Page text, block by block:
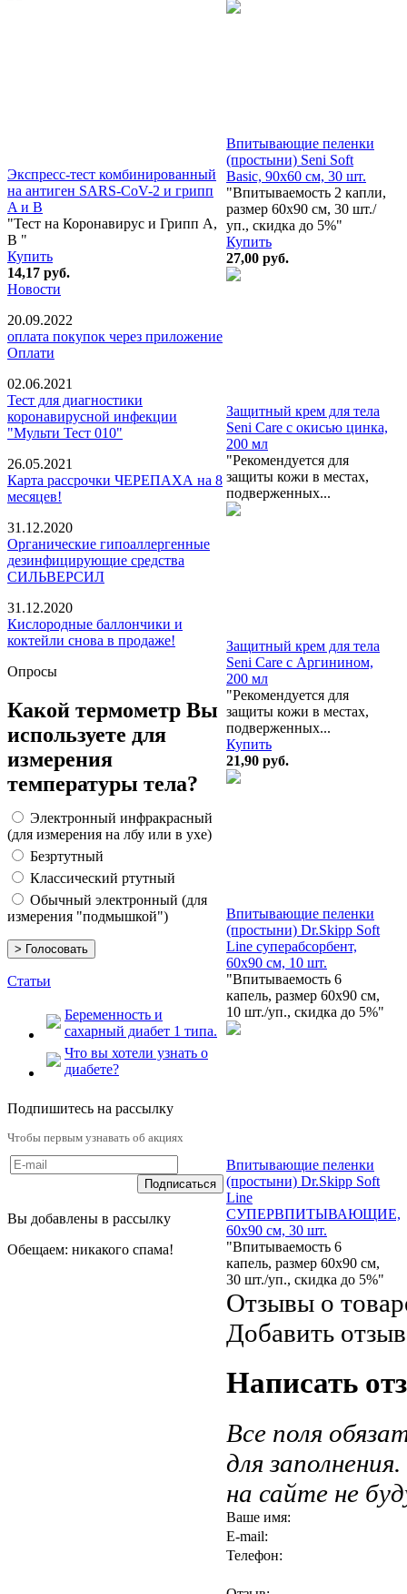
Экспресс-тест комбинированный
на антиген SARS-CoV-2 и грипп
A и B
"Тест на Коронавирус и Грипп А,
В "
Купить
14,17 руб.
Новости
20.09.2022
оплата покупок через приложение
Оплати
02.06.2021
Тест для диагностики
коронавирусной инфекции
"Мульти Тест 010"
26.05.2021
Карта рассрочки ЧЕРЕПАХА на 8
месяцев!
31.12.2020
Органические гипоаллергенные
дезинфицирующие средства
СИЛЬВЕРСИЛ
31.12.2020
Кислородные баллончики и
коктейли снова в продаже!
Опросы
Какой термометр Вы
используете для
измерения
температуры тела?
Электронный инфракрасный
(для измерения на лбу или в ухе)
Безртутный
Классический ртутный
Обычный электронный (для
измерения "подмышкой")
Статьи
Беременность и
сахарный диабет 1 типа.
Что вы хотели узнать о
диабете?
Подпишитесь на рассылку
Чтобы первым узнавать об акциях
Вы добавлены в рассылку
Обещаем: никакого спама!
Впитывающие пеленки
(простыни) Seni Soft
Basic, 90х60 см, 30 шт.
"Впитываемость 2 капли,
размер 60х90 см, 30 шт./
уп., скидка до 5%"
Купить
27,00 руб.
Защитный крем для тела
Seni Care с окисью цинка,
200 мл
"Рекомендуется для
защиты кожи в местах,
подверженных...
Защитный крем для тела
Seni Care с Аргинином,
200 мл
"Рекомендуется для
защиты кожи в местах,
подверженных...
Купить
21,90 руб.
Впитывающие пеленки
(простыни) Dr.Skipp Soft
Line суперабсорбент,
60x90 см, 10 шт.
"Впитываемость 6
капель, размер 60х90 см,
10 шт./уп., скидка до 5%"
Впитывающие пеленки
(простыни) Dr.Skipp Soft
Line
СУПЕРВПИТЫВАЮЩИЕ,
60x90 см, 30 шт.
"Впитываемость 6
капель, размер 60х90 см,
30 шт./уп., скидка до 5%"
Отзывы о
Добавить отзыв
Написать
Все поля
для
на сайте не
Ваше имя:
E-mail:
Телефон: